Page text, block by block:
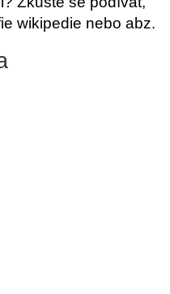
wikipedie nebo abz.